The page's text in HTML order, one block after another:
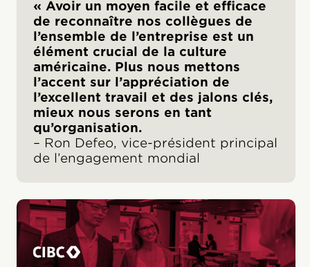
« Avoir un moyen facile et efficace
de reconnaître nos collègues de
l’ensemble de l’entreprise est un
élément crucial de la culture
américaine. Plus nous mettons
l’accent sur l’appréciation de
l’excellent travail et des jalons clés,
mieux nous serons en tant
qu’organisation.
– Ron Defeo, vice-président principal
de l’engagement mondial